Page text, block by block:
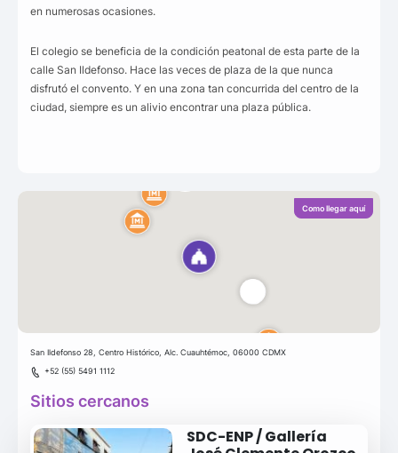
en numerosas ocasiones.
El colegio se beneficia de la condición peatonal de esta parte de la
calle San Ildefonso. Hace las veces de plaza de la que nunca
disfrutó el convento. Y en una zona tan concurrida del centro de la
ciudad, siempre es un alivio encontrar una plaza pública.
Como llegar aquí
San Ildefonso 28, Centro Histórico, Alc. Cuauhtémoc, 06000 CDMX
+52 (55) 5491 1112
Sitios cercanos
SDC-ENP / Gallería